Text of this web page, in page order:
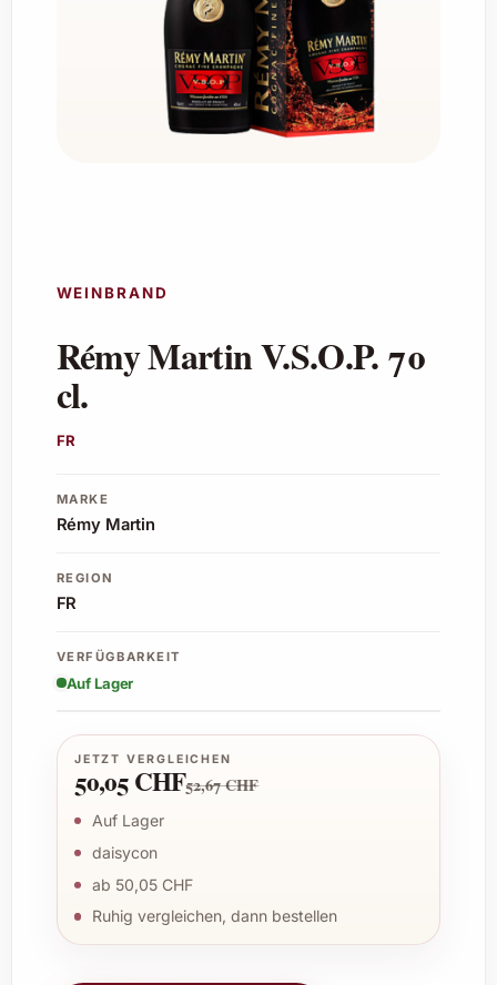
WEINBRAND
Rémy Martin V.S.O.P. 70
cl.
FR
MARKE
Rémy Martin
REGION
FR
VERFÜGBARKEIT
Auf Lager
JETZT VERGLEICHEN
50,05 CHF52,67 CHF
Auf Lager
daisycon
ab 50,05 CHF
Ruhig vergleichen, dann bestellen